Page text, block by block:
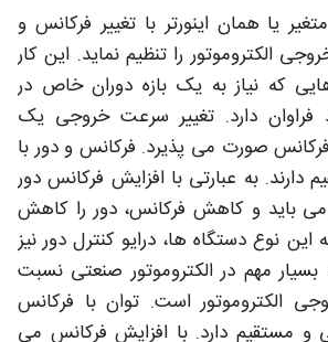
یا همان اینورتر با تغییر فرکانس و
الکتروموتور را تنظیم نماید. این کار
که نیاز به یک بازه دوران خاص در
فراوان دارد. تغییر سرعت خروجی یک
فرکانس صورت می پذیرد. فرکانس و دور با
به عبارتی با افزایش فرکانس دور
می باید و کاهش فرکانس، دور را کاهش
نوع دستگاه ها، درایو کنترل دور نیز
مهم در الکتروموتور صنعتی نسبت
الکتروموتور است. توان با فرکانس
و مستقیم دارد. با افزایش فرکانس می